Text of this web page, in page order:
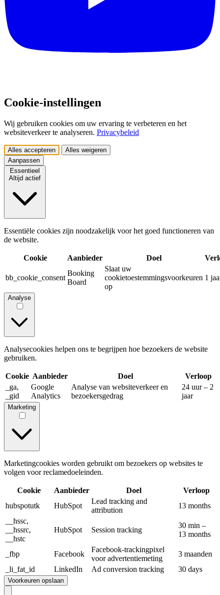
Cookie-instellingen
Wij gebruiken cookies om uw ervaring te verbeteren en het
websiteverkeer te analyseren. Privacybeleid
Alles accepteren
Alles weigeren
Aanpassen
Essentieel
Altijd actief
Essentiële cookies zijn noodzakelijk voor het goed functioneren van
de website.
Cookie Aanbieder Doel
bb_cookie_consent
Booking
Board
Slaat uw
cookietoestemmingsvoorkeuren
op
1
Analyse
Analysecookies helpen ons te begrijpen hoe bezoekers de website
gebruiken.
Cookie Aanbieder Doel
Verloop
_ga,
_gid
Google
Analytics
Analyse van websiteverkeer en
bezoekersgedrag
24 uur – 2
jaar
Marketing
Marketingcookies worden gebruikt om bezoekers op websites te
volgen voor reclamedoeleinden.
Cookie Aanbieder Doel
Verloop
hubspotutk
HubSpot
Lead tracking and
attribution
13 months
__hssc,
__hssrc,
__hstc
HubSpot Session tracking
30 min –
13 months
_fbp Facebook
Facebook-trackingpixel
voor advertentiemeting
3 maanden
_li_fat_id
LinkedIn Ad conversion tracking 30 days
Voorkeuren opslaan